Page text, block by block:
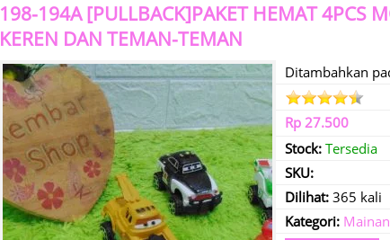
198-194A [PULLBACK]PAKET HEMAT 4PCS
KEREN DAN TEMAN-TEMAN
Ditambahkan
Rp 27.500
Stock: Tersedia
SKU:
Dilihat: 365 kali
Kategori: Mainan